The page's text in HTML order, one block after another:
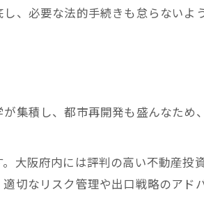
、必要な法的手続きも怠らないよ
集積し、都市再開発も盛んなため
大阪府内には評判の高い不動産投
切なリスク管理や出口戦略のアド